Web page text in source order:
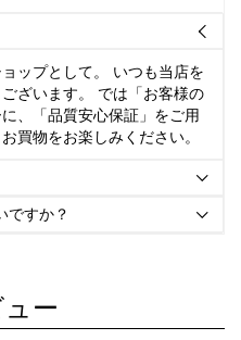

ップとして。 いつも当店を
ざいます。 では「お客様の
、「品質安心保証」をご用
買物をお楽しみください。

ですか？ 
ー